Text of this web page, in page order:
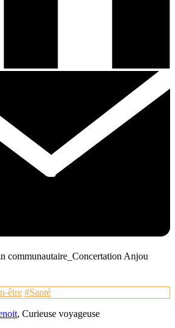
être #Santé
, Curieuse voyageuse